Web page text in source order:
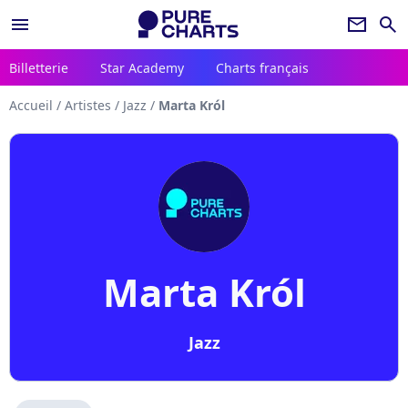
menu newsletter search
Billetterie Star Academy Charts français
Accueil / Artistes / Jazz / Marta Król
Marta Król
Jazz